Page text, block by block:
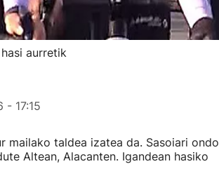
aurretik
- 17:15
mailako taldea izatea da. Sasoiari ondo
Altean, Alacanten. Igandean hasiko